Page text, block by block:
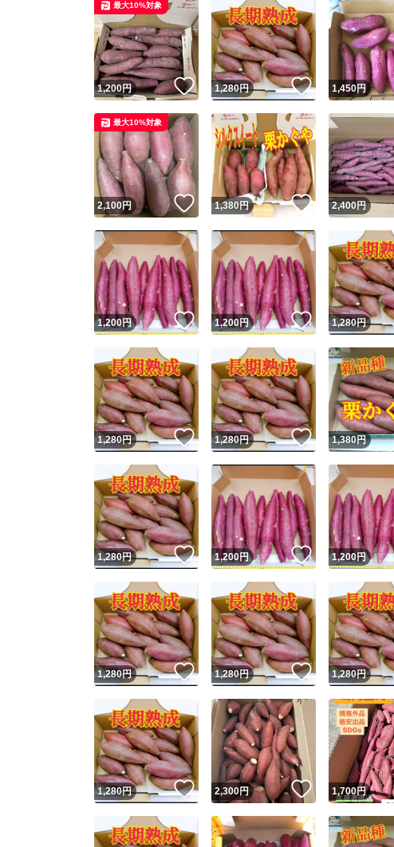
Yahoo!フリマが
安心取引出品者
安心取引出
取引実績
取引実績◯+
他フリマ実
スピード&安心
※このバッジは実
スピード＆
スピード発
商品画
コピーは
1,200円 いいね！
最大10%対象
1,280円 いいね！
1,450円
2,100円 いいね！
最大10%対象
1,380円 いいね！
2,400円
1,200円 いいね！
1,200円 いいね！
1,280円
1,280円 いいね！
1,280円 いいね！
1,380円
1,280円 いいね！
1,200円 いいね！
1,200円
1,280円 いいね！
1,280円 いいね！
1,280円
1,280円 いいね！
2,300円 いいね！
1,700円